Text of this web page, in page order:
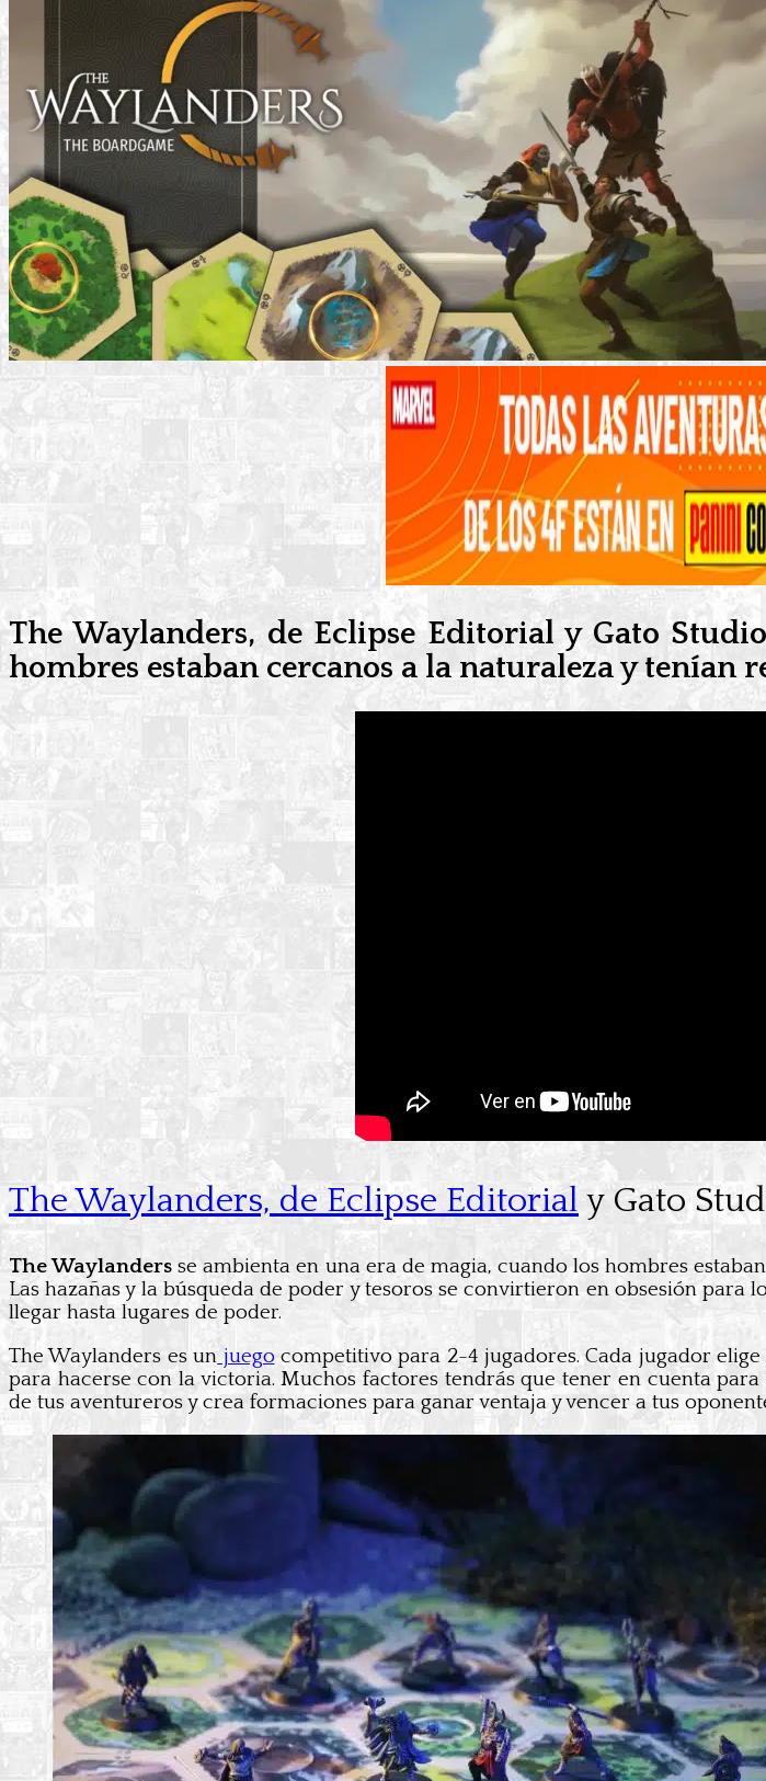
The Waylanders, de Eclipse Editorial y Gato
hombres estaban cercanos a la naturaleza y tenían
The Waylanders, de Eclipse Editorial y Gato
The Waylanders se ambienta en una era de magia, cuando los hombres
Las hazañas y la búsqueda de poder y tesoros se convirtieron en obsesión
llegar hasta lugares de poder.
The Waylanders es un juegocompetitivo para 2-4 jugadores. Cada jugador
para hacerse con la victoria. Muchos factores tendrás que tener en cuenta
de tus aventureros y crea formaciones para ganar ventaja y vencer a tus